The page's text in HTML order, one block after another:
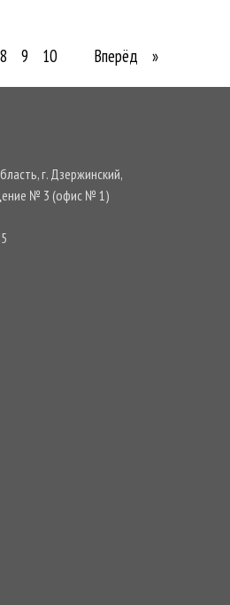
8 9 10 Вперёд »
г. Дзержинский,
№ 3 (офис № 1)